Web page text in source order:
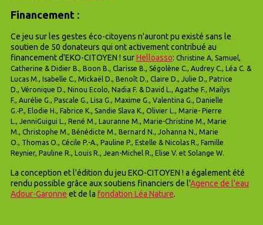
Financement :
Ce jeu sur les gestes éco-citoyens n'auront pu existé sans le
soutien de 50 donateurs qui ont activement contribué au
financement d'EKO‑CITOYEN ! surHelloasso: Christine A, Samuel,
Catherine & Didier B., Boon B., Clarisse B., Ségolène C., Audrey C., Léa C. &
Lucas M., Isabelle C., Mickaël D., Benoît D., Claire D., Julie D., Patrice
D., Véronique D., Ninou Ecolo, Nadia F. & David L., Agathe F., Maïlys
F., Aurélie G., Pascale G., Lisa G., Maxime G., Valentina G., Danielle
G.‑P., Elodie H., Fabrice K., Sandie Slava K., Olivier L., Marie- Pierre
L., JenniGuigui L., René M., Lauranne M., Marie-Christine M., Marie
M., Christophe M., Bénédicte M., Bernard N., Johanna N., Marie
O., Thomas O., Cécile P.-A., Pauline P., Estelle & Nicolas R., Famille
Reynier, Pauline R., Louis R., Jean-Michel R., Elise V. et Solange W.
La conception et l'édition du jeu EKO-CITOYEN ! a également été
rendu possible grâce aux soutiens financiers de l'Agence de l'eau
Adour-Garonne et de la fondation Léa Nature.